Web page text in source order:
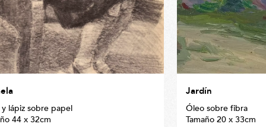
lápiz sobre papel
44 x 32cm
Jardín
Óleo sobre fibra
Tamaño 20 x 33cm